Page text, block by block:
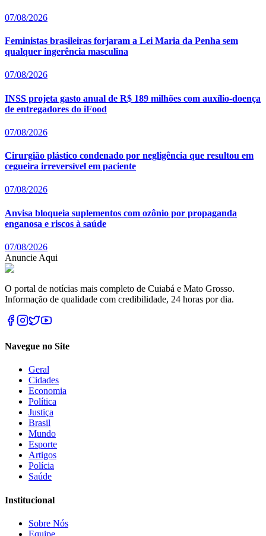
07/08/2026
Feministas brasileiras forjaram a Lei Maria da Penha sem
qualquer ingerência masculina
07/08/2026
INSS projeta gasto anual de R$ 189 milhões com auxílio-doença
de entregadores do iFood
07/08/2026
Cirurgião plástico condenado por negligência que resultou em
cegueira irreversível em paciente
07/08/2026
Anvisa bloqueia suplementos com ozônio por propaganda
enganosa e riscos à saúde
07/08/2026
Anuncie Aqui
O portal de notícias mais completo de Cuiabá e Mato Grosso.
Informação de qualidade com credibilidade, 24 horas por dia.
Navegue no Site
Geral
Cidades
Economia
Política
Justiça
Brasil
Mundo
Esporte
Artigos
Polícia
Saúde
Institucional
Sobre Nós
Equipe